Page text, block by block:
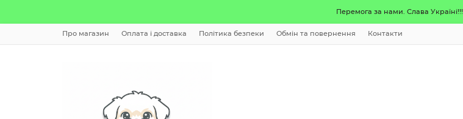
Перемога за нами. Слава Україні!!!
Про магазин Оплата і доставка Політика безпеки Обмін та повернення Контакти